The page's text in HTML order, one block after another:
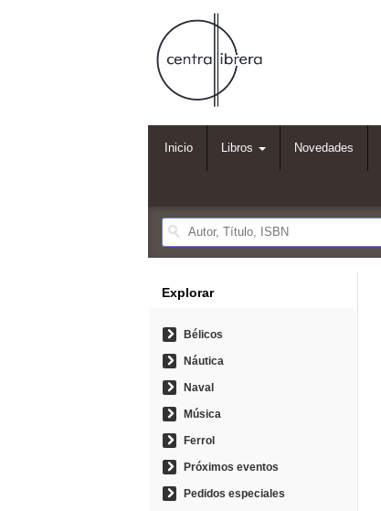
Inicio Libros Novedades
Explorar
Bélicos
Náutica
Naval
Música
Ferrol
Próximos eventos
Pedidos especiales